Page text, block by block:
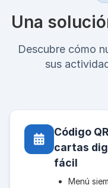
Una
Descubre cómo
sus
Código
cartas
fácil
Menú